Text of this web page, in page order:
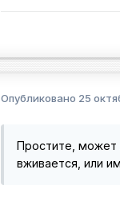
Опубликовано 25
Простите, может
вживается, или